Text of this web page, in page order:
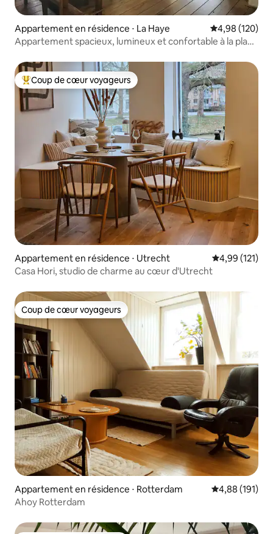
Appartement en résidence ⋅ La Haye Évaluation
4,98 (120)
Appartement spacieux, lumineux et confortable à la plage
Coups de cœur voyageurs les plus appréciés
Coup de cœur voyageurs
Appartement en résidence ⋅ Utrecht Évaluation
4,99 (121)
Casa Hori, studio de charme au cœur d'Utrecht
Coup de cœur voyageurs
Coup de cœur voyageurs
Appartement en résidence ⋅ Rotterdam Évaluation
4,88 (191)
Ahoy Rotterdam